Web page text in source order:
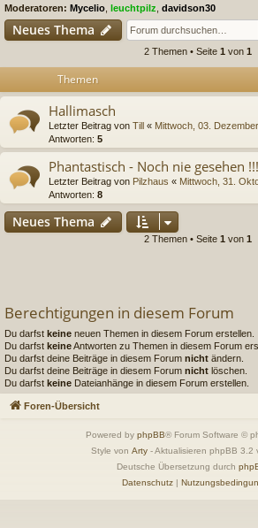
riff
Moderatoren: Mycelio leuchtpilz davidson30
Neues Thema
2 Themen • Seite 1 von 1
Themen
Hallimasch
Letzter Beitrag von Till « Mittwoch, 03.
Antworten: 5
Phantastisch - Noch nie gesehen !!!
Letzter Beitrag von Pilzhaus « Mittwoch, 31.
Antworten: 8
Neues Thema
2 Themen • Seite 1 von 1
Berechtigungen in diesem Forum
Du darfst keine neuen Themen in diesem Forum erstellen.
Du darfst keineAntworten zu Themen in diesem Forum
Du darfst deine Beiträge in diesem Forum nicht ändern.
Du darfst deine Beiträge in diesem Forum nicht löschen.
Du darfst keine Dateianhänge in diesem Forum erstellen.
Foren-Übersicht
Powered by phpBB® Forum Software ©
Style von Arty- Aktualisieren phpBB 3.2
Deutsche Übersetzung durch
Datenschutz|